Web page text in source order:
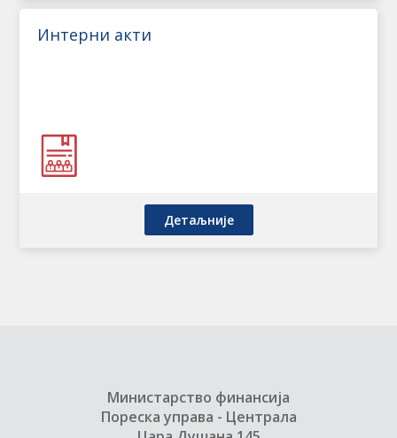
Интерни акти
Детаљније
Министарство финансија
Пореска управа - Централа